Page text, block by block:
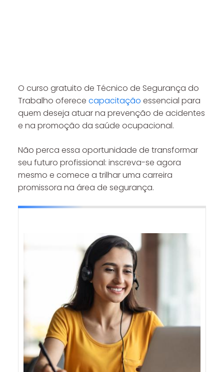
O curso gratuito de Técnico de Segurança do
Trabalho oferece capacitação essencial para
quem deseja atuar na prevenção de acidentes
e na promoção da saúde ocupacional.
Não perca essa oportunidade de transformar
seu futuro profissional: inscreva-se agora
mesmo e comece a trilhar uma carreira
promissora na área de segurança.